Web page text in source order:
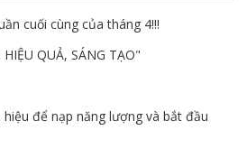
cuối cùng của tháng 4!!!
QUẢ, SÁNG TẠO"
để nạp năng lượng và bắt đầu